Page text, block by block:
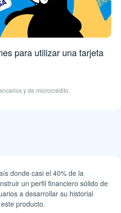
para utilizar una tarjeta
y de microcrédito.
donde casi el 40% de la
un perfil financiero sólido de
a desarrollar su historial
producto.